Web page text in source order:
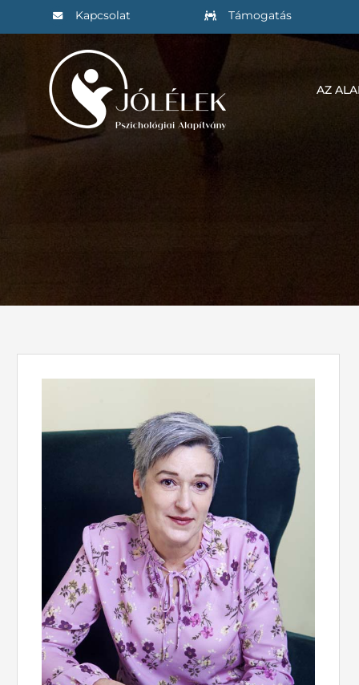
Kihagyás Kapcsolat Támogatás
AZ